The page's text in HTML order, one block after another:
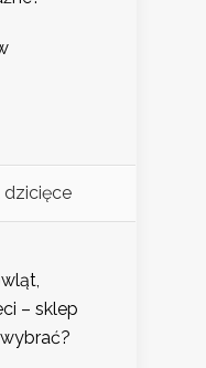
dzicięce
– sklep